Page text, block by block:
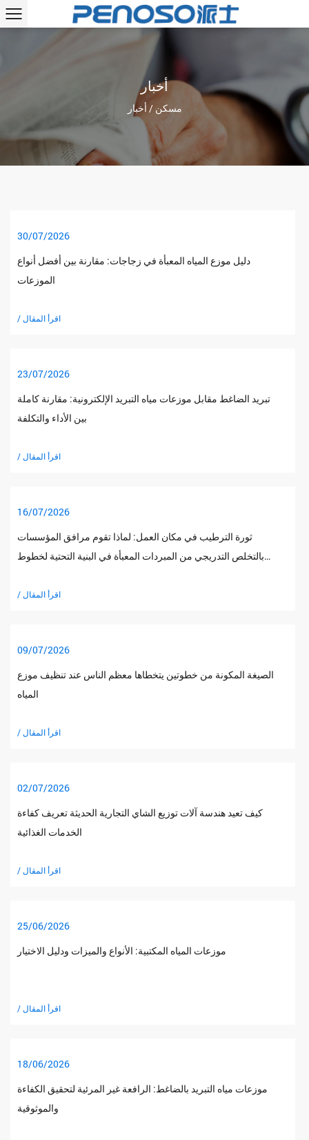
أخبار
مسكن / أخبار
30/07/2026
دليل موزع المياه المعبأة في زجاجات: مقارنة بين أفضل أنواع
الموزعات
/ اقرأ المقال
23/07/2026
تبريد الضاغط مقابل موزعات مياه التبريد الإلكترونية: مقارنة كاملة
بين الأداء والتكلفة
/ اقرأ المقال
16/07/2026
ثورة الترطيب في مكان العمل: لماذا تقوم مرافق المؤسسات
بالتخلص التدريجي من المبردات المعبأة في البنية التحتية لخطوط
/ اقرأ المقال
09/07/2026
الصيغة المكونة من خطوتين يتخطاها معظم الناس عند تنظيف موزع
المياه
/ اقرأ المقال
02/07/2026
كيف تعيد هندسة آلات توزيع الشاي التجارية الحديثة تعريف كفاءة
الخدمات الغذائية
/ اقرأ المقال
25/06/2026
موزعات المياه المكتبية: الأنواع والميزات ودليل الاختيار
/ اقرأ المقال
18/06/2026
موزعات مياه التبريد بالضاغط: الرافعة غير المرئية لتحقيق الكفاءة
والموثوقية